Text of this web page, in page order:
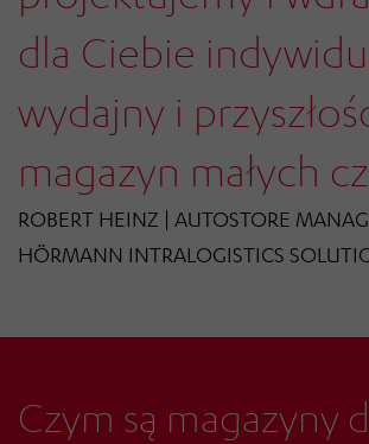
dla Ciebie
wydajny i
magazyn małych
ROBERT HEINZ | AUTOSTORE
HÖRMANN INTRALOGISTICS
Czym są magazyny